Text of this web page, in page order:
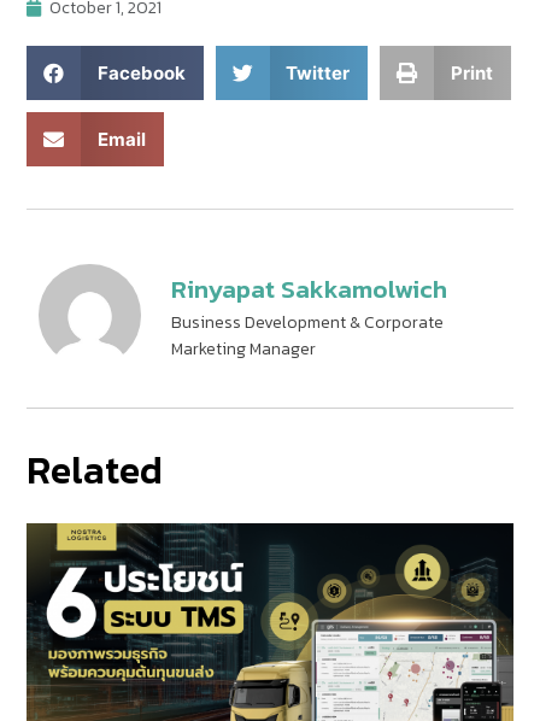
October 1, 2021
Facebook Twitter Print
Email
Rinyapat Sakkamolwich
Business Development & Corporate
Marketing Manager
Related